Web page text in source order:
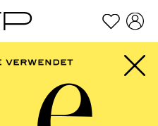
Footer springen